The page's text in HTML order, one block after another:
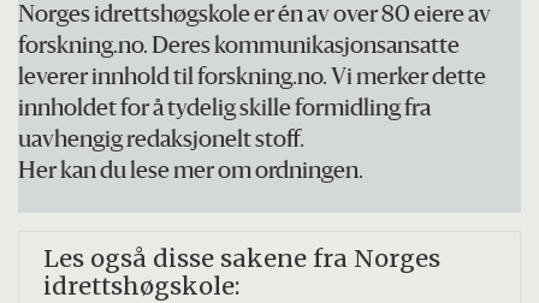
Norges idrettshøgskole er én av over 80 eiere av
forskning.no. Deres kommunikasjonsansatte
leverer innhold til forskning.no. Vi merker dette
innholdet for å tydelig skille formidling fra
uavhengig redaksjonelt stoff.
Her kan du lese mer om ordningen.
Les også disse sakene fra Norges
idrettshøgskole: